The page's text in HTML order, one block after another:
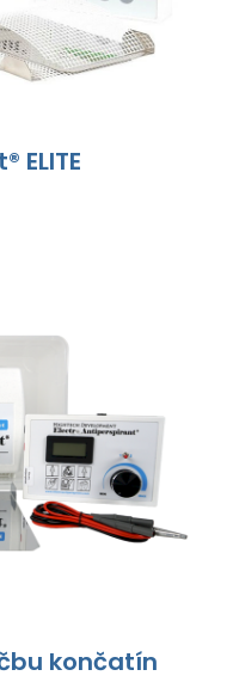
ELITE
končatín